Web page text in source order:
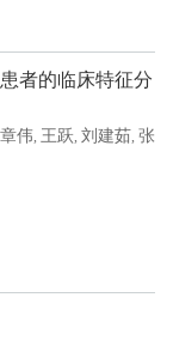
者的临床特征分
伟, 王跃, 刘建茹, 张